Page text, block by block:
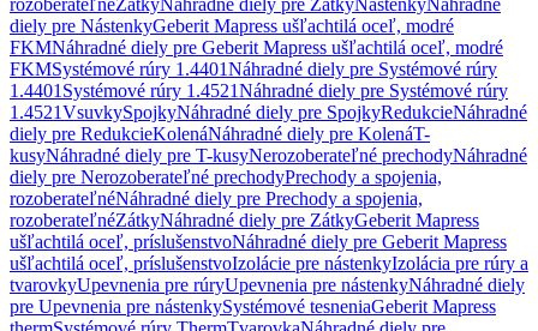
rozoberateľnéZátkyNáhradné diely pre ZátkyNástenkyNáhradné
diely pre NástenkyGeberit Mapress ušľachtilá oceľ, modré
FKMNáhradné diely pre Geberit Mapress ušľachtilá oceľ, modré
FKMSystémové rúry 1.4401Náhradné diely pre Systémové rúry
1.4401 Systémové rúry 1.4521Náhradné diely pre Systémové rúry
1.4521VsuvkySpojkyNáhradné diely pre SpojkyRedukcieNáhradné
diely pre RedukcieKolenáNáhradné diely pre KolenáT-
kusyNáhradné diely pre T-kusyNerozoberateľné prechodyNáhradné
diely pre Nerozoberateľné prechodyPrechody a spojenia,
rozoberateľnéNáhradné diely pre Prechody a spojenia,
rozoberateľnéZátkyNáhradné diely pre ZátkyGeberit Mapress
ušľachtilá oceľ, príslušenstvoNáhradné diely pre Geberit Mapress
ušľachtilá oceľ, príslušenstvoIzolácie pre nástenkyIzolácia pre rúry a
tvarovkyUpevnenia pre rúryUpevnenia pre nástenkyNáhradné diely
pre Upevnenia pre nástenkySystémové tesneniaGeberit Mapress